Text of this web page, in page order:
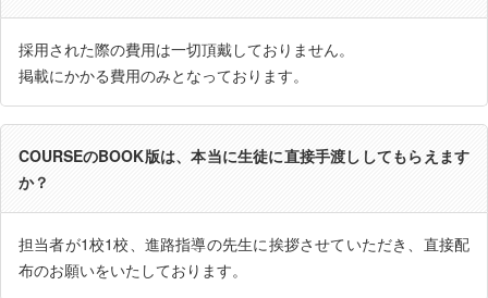
採用された際の費用は一切頂戴しておりません。
掲載にかかる費用のみとなっております。
COURSEのBOOK版は、本当に生徒に直接手渡ししてもらえます
か？
担当者が1校1校、進路指導の先生に挨拶させていただき、直接配
布のお願いをいたしております。